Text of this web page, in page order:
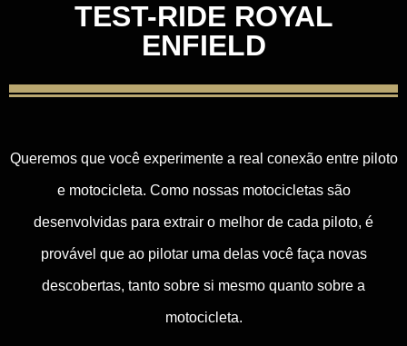
TEST-RIDE ROYAL
ENFIELD
Queremos que você experimente a real conexão entre piloto
e motocicleta. Como nossas motocicletas são
desenvolvidas para extrair o melhor de cada piloto, é
provável que ao pilotar uma delas você faça novas
descobertas, tanto sobre si mesmo quanto sobre a
motocicleta.